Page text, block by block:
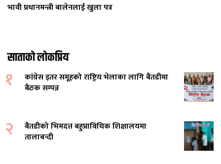
भावी प्रधानमन्त्री बालेनलाई खुला पत्र
साताको लोकप्रिय
१
कांग्रेस इतर समूहको राष्ट्रिय भेलाका लागि बैतडीमा
बैठक सम्पन्न
२
बैतडीको भिमदत्त बहुप्राविधिक शिक्षालयमा
तालाबन्दी